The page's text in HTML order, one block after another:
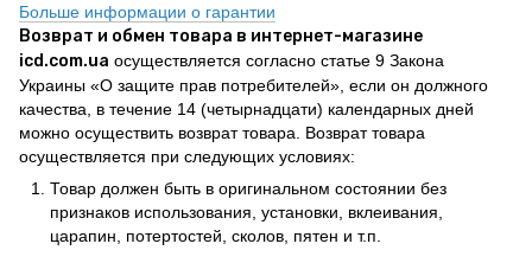
Больше информации о гарантии
Возврат и обмен товара в интернет-магазине
icd.com.ua осуществляется согласно статье 9 Закона
Украины «О защите прав потребителей», если он должного
качества, в течение 14 (четырнадцати) календарных дней
можно осуществить возврат товара. Возврат товара
осуществляется при следующих условиях:
Товар должен быть в оригинальном состоянии без
признаков использования, установки, вклеивания,
царапин, потертостей, сколов, пятен и т.п.